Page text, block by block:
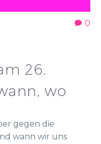
0
26.
wo
gegen die
wann wir uns